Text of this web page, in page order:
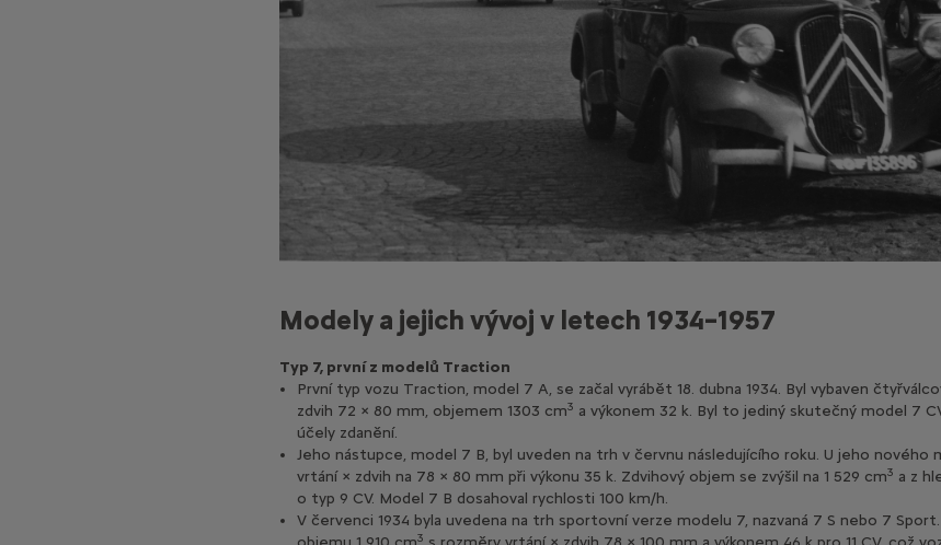
Modely a jejich vývoj v letech 1934–1957
Typ 7, první z modelů Traction
První typ vozu Traction, model 7 A, se začal vyrábět 18. dubna 1934. Byl vybaven
zdvih 72 × 80 mm, objemem 1303 cm3 a výkonem 32 k. Byl to jediný skutečný model 7
účely zdanění.
Jeho nástupce, model 7 B, byl uveden na trh v červnu následujícího roku. U jeho
vrtání × zdvih na 78 × 80 mm při výkonu 35 k. Zdvihový objem se zvýšil na 1 529 cm3 a z
o typ 9 CV. Model 7 B dosahoval rychlosti 100 km/h.
V červenci 1934 byla uvedena na trh sportovní verze modelu 7, nazvaná 7 S nebo 7
3